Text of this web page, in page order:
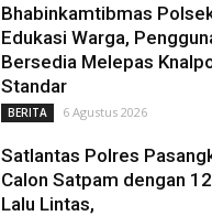
Bhabinkamtibmas
Edukasi Warga,
Bersedia Melepas
Standar
BERITA 6 Agustus 2026
Satlantas Polres
Calon Satpam dengan
Lalu Lintas,